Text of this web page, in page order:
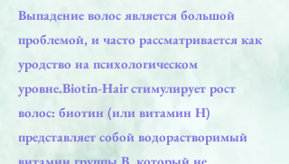
Выпадение волос является большой
проблемой, и часто рассматривается как
уродство на психологическом
уровне.Biotin-Hair стимулирует рост
волос: биотин (или витамин Н)
представляет собой водорастворимый
витамин группы В, который не